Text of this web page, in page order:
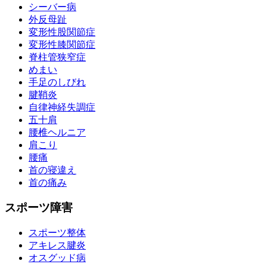
シーバー病
外反母趾
変形性股関節症
変形性膝関節症
脊柱管狭窄症
めまい
手足のしびれ
腱鞘炎
自律神経失調症
五十肩
腰椎ヘルニア
肩こり
腰痛
首の寝違え
首の痛み
スポーツ障害
スポーツ整体
アキレス腱炎
オスグッド病